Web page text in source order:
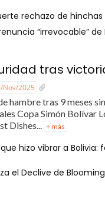
rechazo de hinchas
“irrevocable”
tras
Nov/2025
hambre tras 9 meses
Copa Simón Bolívar
Dishes...
+ más
hizo vibrar a
el Declive de